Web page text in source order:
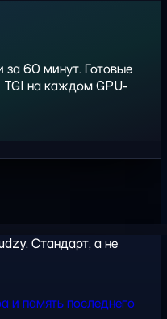
60 минут. Готовые
на каждом GPU-
Стандарт, а не
и память последнего